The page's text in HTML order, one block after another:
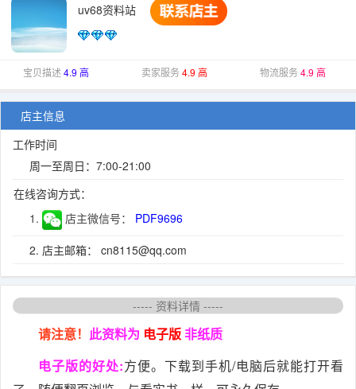
uv68资料站
宝贝描述 4.9 高 卖家服务4.9 高 物流服务4.9 高
店主信息
工作时间
周一至周日：7:00-21:00
在线咨询方式：
1.
店主微信号：
PDF9696
2. 店主邮箱： cn8115@qq.com
----- 资料详情 -----
请注意！ 此资料为 电子版非纸质
电子版的好处:方便。下载到手机/电脑后就能打开看